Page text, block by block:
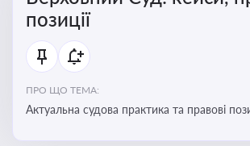
позиції
ПРО ЩО ТЕМА:
Актуальна судова практика та правові